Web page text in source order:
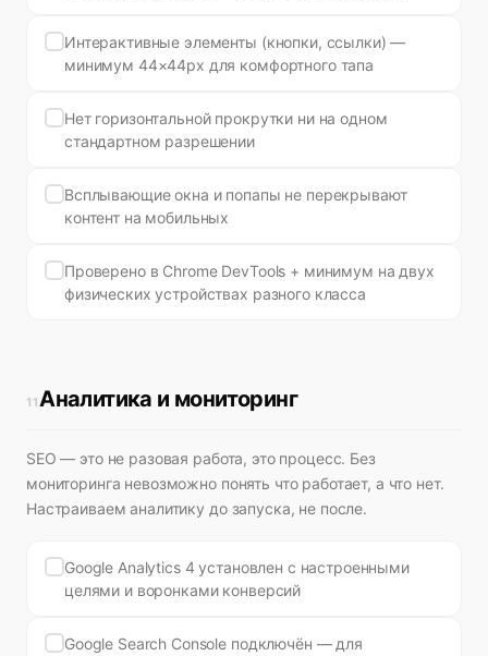
Интерактивные элементы (кнопки, ссылки) —
минимум 44×44px для комфортного тапа
Нет горизонтальной прокрутки ни на одном
стандартном разрешении
Всплывающие окна и попапы не перекрывают
контент на мобильных
Проверено в Chrome DevTools + минимум на двух
физических устройствах разного класса
11Аналитика и мониторинг
SEO — это не разовая работа, это процесс. Без
мониторинга невозможно понять что работает, а что нет.
Настраиваем аналитику до запуска, не после.
Google Analytics 4 установлен с настроенными
целями и воронками конверсий
Google Search Console подключён — для